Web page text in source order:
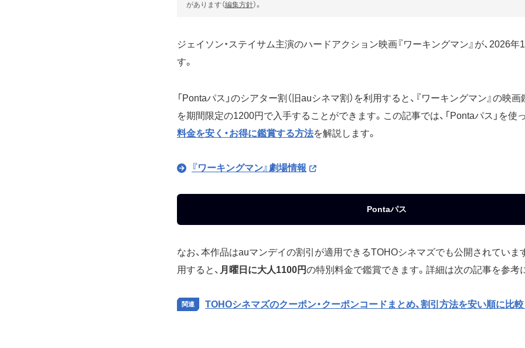
があります（編集方針）。
ジェイソン・ステイサム主演のハードアクション映画『ワーキングマン』が、2026
す。
「Pontaパス」のシアター割（旧auシネマ割）を利用すると、『ワーキングマン』の映画
を期間限定の1200円で入手することができます。この記事では、「Pontaパス」を使
料金を安く・お得に鑑賞する方法を解説します。
『ワーキングマン』劇場情報
Pontaパス
なお、本作品はauマンデイの割引が適用できるTOHOシネマズでも公開されていま
用すると、 月曜日に大人1100円の特別料金で鑑賞できます。詳細は次の記事を参考
TOHOシネマズのクーポン・クーポンコードまとめ、割引方法を安い順に比較